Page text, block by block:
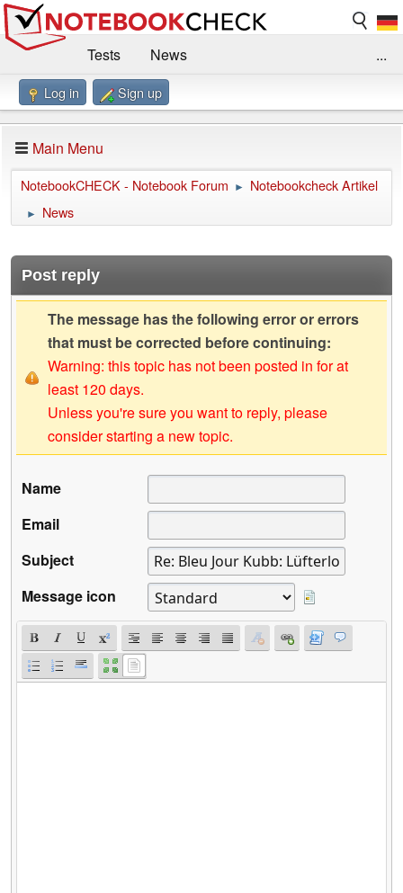
Tests
News
Benchmarks / Technik
Forum
Impressum
...
Log in Sign up
Main Menu
NotebookCHECK - Notebook Forum ► Notebookcheck Artikel
► News
Post reply
The message has the following error or errors
that must be corrected before continuing:
Warning: this topic has not been posted in for at
least 120 days.
Unless you're sure you want to reply, please
consider starting a new topic.
Name
Email
Subject
Message icon